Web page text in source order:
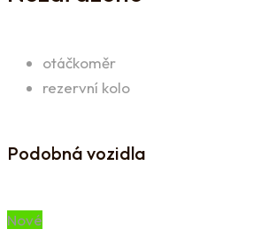
otáčkoměr
rezervní kolo
Podobná vozidla
Nové